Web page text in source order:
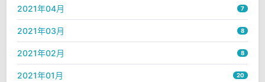
2021年04月 7
2021年03月 8
2021年02月 8
2021年01月 20